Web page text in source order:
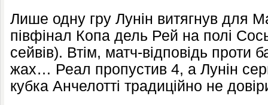
Лише одну гру Лунін витягнув для
півфінал Копа дель Рей на полі
сейвів). Втім, матч-відповідь проти
жах… Реал пропустив 4, а Лунін
кубка Анчелотті традиційно не